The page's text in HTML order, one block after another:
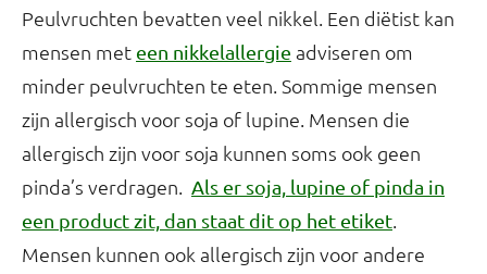
Peulvruchten bevatten veel nikkel. Een diëtist kan
mensen met een nikkelallergie adviseren om
minder peulvruchten te eten. Sommige mensen
zijn allergisch voor soja of lupine. Mensen die
allergisch zijn voor soja kunnen soms ook geen
pinda’s verdragen. Als er soja, lupine of pinda in
een product zit, dan staat dit op het etiket.
Mensen kunnen ook allergisch zijn voor andere